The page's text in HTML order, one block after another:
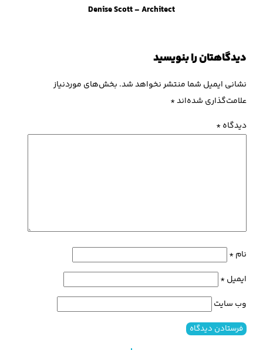
Denise Scott – Architect
دیدگاهتان را بنویسید
نشانی ایمیل شما منتشر نخواهد شد. بخش‌های موردنیاز
علامت‌گذاری شده‌اند*
دیدگاه*
نام*
ایمیل*
وب‌ سایت